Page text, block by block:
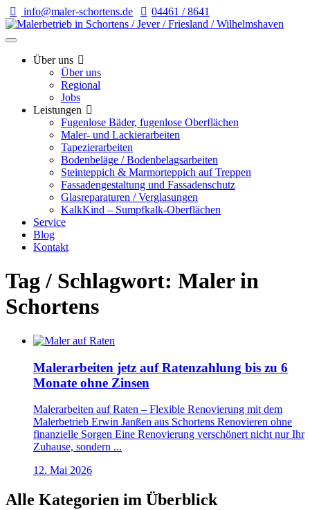
info@maler-schortens.de 04461 / 8641
Über uns
Über uns
Regional
Jobs
Leistungen
Fugenlose Bäder, fugenlose Oberflächen
Maler- und Lackierarbeiten
Tapezierarbeiten
Bodenbeläge / Bodenbelagsarbeiten
Steinteppich & Marmorteppich auf Treppen
Fassadengestaltung und Fassadenschutz
Glasreparaturen / Verglasungen
KalkKind – Sumpfkalk-Oberflächen
Service
Blog
Kontakt
Tag / Schlagwort: Maler in
Schortens
Malerarbeiten jetz auf Ratenzahlung bis zu 6
Monate ohne Zinsen
Malerarbeiten auf Raten – Flexible Renovierung mit dem
Malerbetrieb Erwin Janßen aus Schortens Renovieren ohne
finanzielle Sorgen Eine Renovierung verschönert nicht nur Ihr
Zuhause, sondern ...
12. Mai 2026
Alle Kategorien im Überblick